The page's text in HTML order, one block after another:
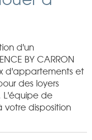
d'un
BY CARRON
d'appartements et
des loyers
L'équipe de
votre disposition